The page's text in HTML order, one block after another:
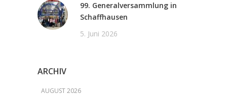
99. Generalversammlung in
Schaffhausen
5. Juni 2026
ARCHIV
AUGUST 2026